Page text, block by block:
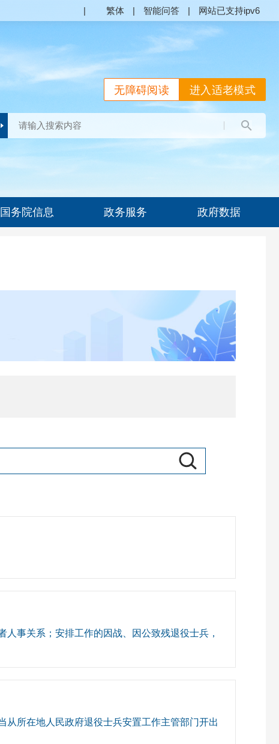
| 繁体 | 智能问答 | 网站已支持ipv6
进入适老模式
无障碍阅读
国务院信息 政务服务 政府数据
事关系；安排工作的因战、因公致残退役士兵，
所在地人民政府退役士兵安置工作主管部门开出